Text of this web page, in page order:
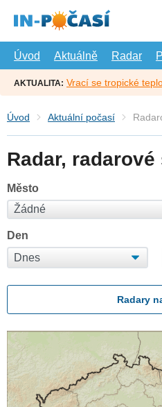
hlavní
Úvod
Aktuálně Radar
AKTUALITA: Vrací se tropické
Úvod Aktuální počasí
Radar,
Město
Den
Radary